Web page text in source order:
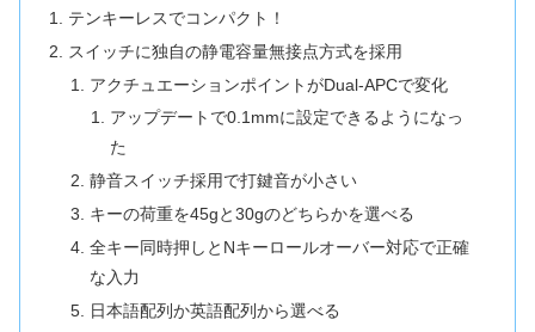
テンキーレスでコンパクト！
スイッチに独自の静電容量無接点方式を採用
アクチュエーションポイントがDual-APCで変化
アップデートで0.1mmに設定できるようになっ
た
静音スイッチ採用で打鍵音が小さい
キーの荷重を45gと30gのどちらかを選べる
全キー同時押しとNキーロールオーバー対応で正確
な入力
日本語配列か英語配列から選べる